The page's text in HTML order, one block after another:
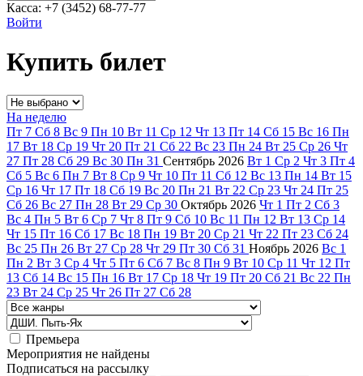
Касса: +7 (3452) 68-77-77
Войти
Купить билет
На неделю
Пт 7 Сб 8 Вс 9 Пн 10 Вт 11 Ср 12 Чт 13 Пт 14 Сб 15 Вс 16 Пн
17 Вт 18 Ср 19 Чт 20 Пт 21 Сб 22 Вс 23 Пн 24 Вт 25 Ср 26 Чт
27 Пт 28 Сб 29 Вс 30 Пн 31 Сентябрь 2026 Вт 1 Ср 2 Чт 3 Пт 4
Сб 5 Вс 6 Пн 7 Вт 8 Ср 9 Чт 10 Пт 11 Сб 12 Вс 13 Пн 14 Вт 15
Ср 16 Чт 17 Пт 18 Сб 19 Вс 20 Пн 21 Вт 22 Ср 23 Чт 24 Пт 25
Сб 26 Вс 27 Пн 28 Вт 29 Ср 30 Октябрь 2026 Чт 1 Пт 2 Сб 3
Вс 4 Пн 5 Вт 6 Ср 7 Чт 8 Пт 9 Сб 10 Вс 11 Пн 12 Вт 13 Ср 14
Чт 15 Пт 16 Сб 17 Вс 18 Пн 19 Вт 20 Ср 21 Чт 22 Пт 23 Сб 24
Вс 25 Пн 26 Вт 27 Ср 28 Чт 29 Пт 30 Сб 31 Ноябрь 2026 Вс 1
Пн 2 Вт 3 Ср 4 Чт 5 Пт 6 Сб 7 Вс 8 Пн 9 Вт 10 Ср 11 Чт 12 Пт
13 Сб 14 Вс 15 Пн 16 Вт 17 Ср 18 Чт 19 Пт 20 Сб 21 Вс 22 Пн
23 Вт 24 Ср 25 Чт 26 Пт 27 Сб 28
Премьера
Мероприятия не найдены
Подписаться на рассылку